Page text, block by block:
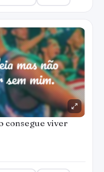
consegue viver